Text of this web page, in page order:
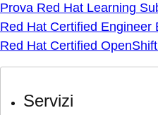
Prova Red Hat Learning
Red Hat Certified Engineer
Red Hat Certified
Servizi